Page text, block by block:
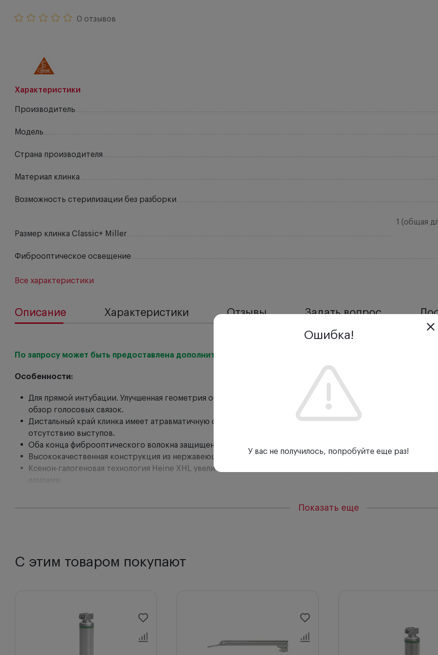
0 отзывов
Характеристики
Производитель
Модель
Страна производителя
Материал клинка
Возможность стерилизации без разборки
Размер клинка Classic+ Miller
1 (общая
Фиброоптическое освещение
Все характеристики
Описание Характеристики Отзывы Задать вопрос
По запросу может быть предоставлена дополнительная скидка.
Особенности:
Для прямой интубации. Улучшенная геометрия облегчает процесс интубации. Укороченное плечо клинка
обзор голосовых связок.
Дистальный край клинка имеет атравматичную форму. Безопасное и быстрое использование благодаря
отсутствию выступов.
Оба конца фиброоптического волокна защищены для продления срока службы.
Высококачественная конструкция из нержавеющей стали.
Ксенон-галогеновая технология Heine XHL увеличивает освещенность на 40% по сравнению с обычными
Гладкая форма без острых краев и впадин упрощает очистку и стерилизацию.Показать еще
С этим товаром покупают
Ошибка!
У вас не получилось, попробуйте еще раз!